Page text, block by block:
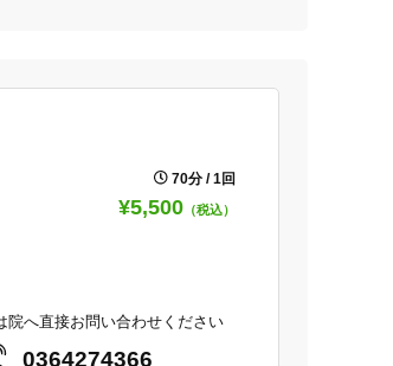
70分 / 1回
¥5,500 （税込）
院へ直接お問い合わせください
0364274366